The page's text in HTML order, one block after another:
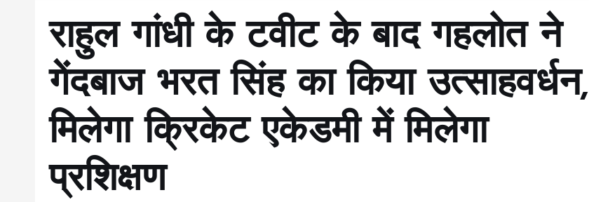
राहुल गांधी के टवीट के बाद गहलोत ने
गेंदबाज भरत सिंह का किया उत्साहवर्धन,
मिलेगा क्रिकेट एकेडमी में मिलेगा
प्रशिक्षण